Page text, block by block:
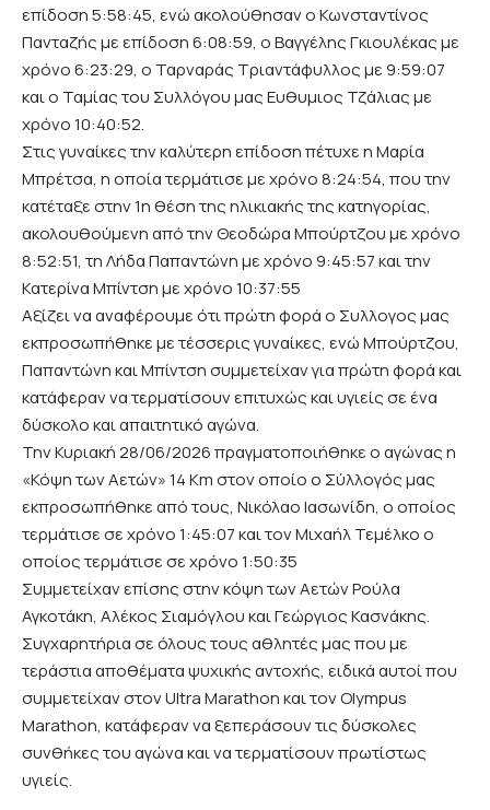
επίδοση 5:58:45, ενώ ακολούθησαν ο Κωνσταντίνος
Πανταζής με επίδοση 6:08:59, ο Βαγγέλης Γκιουλέκας με
χρόνο 6:23:29, ο Ταρναράς Τριαντάφυλλος με 9:59:07
και ο Ταμίας του Συλλόγου μας Ευθυμιος Τζάλιας με
χρόνο 10:40:52.
Στις γυναίκες την καλύτερη επίδοση πέτυχε η Μαρία
Μπρέτσα, η οποία τερμάτισε με χρόνο 8:24:54, που την
κατέταξε στην 1η θέση της ηλικιακής της κατηγορίας,
ακολουθούμενη από την Θεοδώρα Μπούρτζου με χρόνο
8:52:51, τη Λήδα Παπαντώνη με χρόνο 9:45:57 και την
Κατερίνα Μπίντση με χρόνο 10:37:55
Αξίζει να αναφέρουμε ότι πρώτη φορά ο Συλλογος μας
εκπροσωπήθηκε με τέσσερις γυναίκες, ενώ Μπούρτζου,
Παπαντώνη και Μπίντση συμμετείχαν για πρώτη φορά και
κατάφεραν να τερματίσουν επιτυχώς και υγιείς σε ένα
δύσκολο και απαιτητικό αγώνα.
Την Κυριακή 28/06/2026 πραγματοποιήθηκε ο αγώνας η
«Κόψη των Αετών» 14 Km στον οποίο ο Σύλλογός μας
εκπροσωπήθηκε από τους, Νικόλαο Ιασωνίδη, ο οποίος
τερμάτισε σε χρόνο 1:45:07 και τον Μιχαήλ Τεμέλκο o
οποίος τερμάτισε σε χρόνο 1:50:35
Συμμετείχαν επίσης στην κόψη των Αετών Ρούλα
Αγκοτάκη, Αλέκος Σιαμόγλου και Γεώργιος Κασνάκης.
Συγχαρητήρια σε όλους τους αθλητές μας που με
τεράστια αποθέματα ψυχικής αντοχής, ειδικά αυτοί που
συμμετείχαν στον Ultra Marathon και τον Olympus
Marathon, κατάφεραν να ξεπεράσουν τις δύσκολες
συνθήκες του αγώνα και να τερματίσουν πρωτίστως
υγιείς.